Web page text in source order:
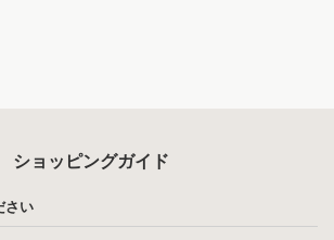
ショッピングガイド
さい